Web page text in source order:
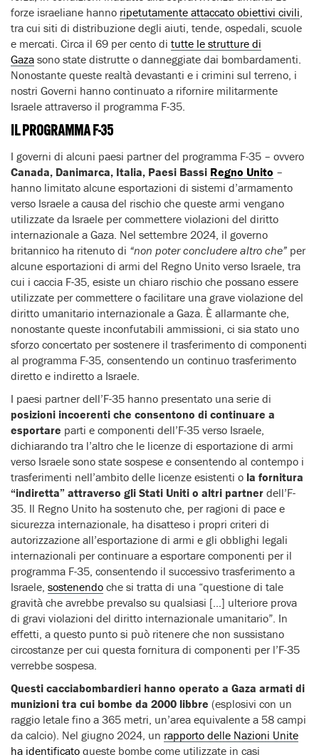
forze israeliane hanno ripetutamente attaccato obiettivi civili,
tra cui siti di distribuzione degli aiuti, tende, ospedali, scuole
e mercati. Circa il 69 per cento di tutte le strutture di
Gaza sono state distrutte o danneggiate dai bombardamenti.
Nonostante queste realtà devastanti e i crimini sul terreno, i
nostri Governi hanno continuato a rifornire militarmente
Israele attraverso il programma F-35.
IL PROGRAMMA F-35
I governi di alcuni paesi partner del programma F-35 – ovvero
Canada, Danimarca, Italia, Paesi Bassi Regno Unito –
hanno limitato alcune esportazioni di sistemi d’armamento
verso Israele a causa del rischio che queste armi vengano
utilizzate da Israele per commettere violazioni del diritto
internazionale a Gaza. Nel settembre 2024, il governo
britannico ha ritenuto di “non poter concludere altro che” per
alcune esportazioni di armi del Regno Unito verso Israele, tra
cui i caccia F-35, esiste un chiaro rischio che possano essere
utilizzate per commettere o facilitare una grave violazione del
diritto umanitario internazionale a Gaza. È allarmante che,
nonostante queste inconfutabili ammissioni, ci sia stato uno
sforzo concertato per sostenere il trasferimento di componenti
al programma F-35, consentendo un continuo trasferimento
diretto e indiretto a Israele.
I paesi partner dell’F-35 hanno presentato una serie di
posizioni incoerenti che consentono di continuare a
esportare parti e componenti dell’F-35 verso Israele,
dichiarando tra l’altro che le licenze di esportazione di armi
verso Israele sono state sospese e consentendo al contempo i
trasferimenti nell’ambito delle licenze esistenti o la fornitura
“indiretta” attraverso gli Stati Uniti o altri partner dell’F-
35. Il Regno Unito ha sostenuto che, per ragioni di pace e
sicurezza internazionale, ha disatteso i propri criteri di
autorizzazione all’esportazione di armi e gli obblighi legali
internazionali per continuare a esportare componenti per il
programma F-35, consentendo il successivo trasferimento a
Israele, sostenendo che si tratta di una “questione di tale
gravità che avrebbe prevalso su qualsiasi […] ulteriore prova
di gravi violazioni del diritto internazionale umanitario”. In
effetti, a questo punto si può ritenere che non sussistano
circostanze per cui questa fornitura di componenti per l’F-35
verrebbe sospesa.
Questi cacciabombardieri hanno operato a Gaza armati di
munizioni tra cui bombe da 2000 libbre (esplosivi con un
raggio letale fino a 365 metri, un’area equivalente a 58 campi
da calcio). Nel giugno 2024, un rapporto delle Nazioni Unite
ha identificato queste bombe come utilizzate in casi